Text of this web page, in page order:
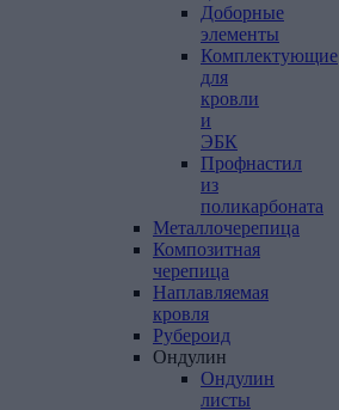
Доборные
элементы
Комплектующие
для
кровли
и
ЭБК
Профнастил
из
поликарбоната
Металлочерепица
Композитная
черепица
Наплавляемая
кровля
Рубероид
Ондулин
Ондулин
листы